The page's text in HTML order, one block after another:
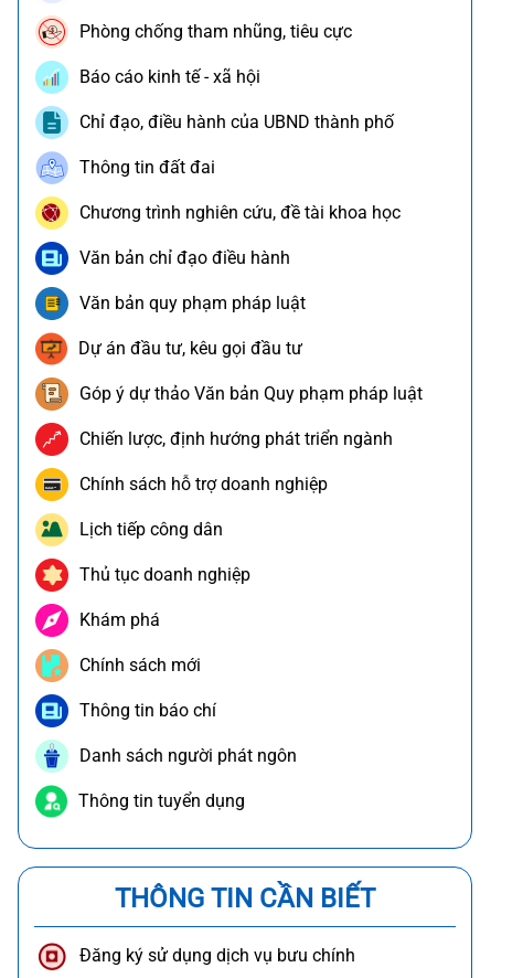
Phòng chống tham nhũng, tiêu cực
Báo cáo kinh tế - xã hội
Chỉ đạo, điều hành của UBND thành phố
Thông tin đất đai
Chương trình nghiên cứu, đề tài khoa học
Văn bản chỉ đạo điều hành
Văn bản quy phạm pháp luật
Dự án đầu tư, kêu gọi đầu tư
Góp ý dự thảo Văn bản Quy phạm pháp luật
Chiến lược, định hướng phát triển ngành
Chính sách hỗ trợ doanh nghiệp
Lịch tiếp công dân
Thủ tục doanh nghiệp
Khám phá
Chính sách mới
Thông tin báo chí
Danh sách người phát ngôn
Thông tin tuyển dụng
THÔNG TIN CẦN BIẾT
Đăng ký sử dụng dịch vụ bưu chính